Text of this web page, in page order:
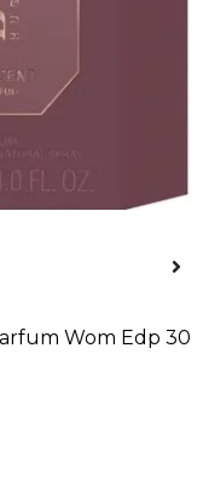
Wom Edp 30